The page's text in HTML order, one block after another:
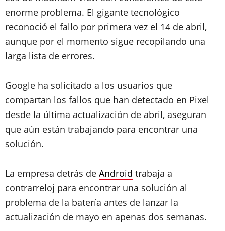
enorme problema. El gigante tecnológico
reconoció el fallo por primera vez el 14 de abril,
aunque por el momento sigue recopilando una
larga lista de errores.
Google ha solicitado a los usuarios que
compartan los fallos que han detectado en Pixel
desde la última actualización de abril, aseguran
que aún están trabajando para encontrar una
solución.
La empresa detrás de Android trabaja a
contrarreloj para encontrar una solución al
problema de la batería antes de lanzar la
actualización de mayo en apenas dos semanas.